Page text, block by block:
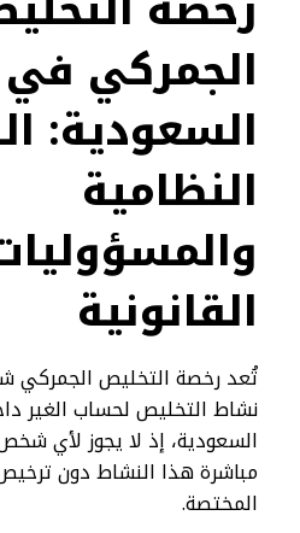
الجمركي في
السعودية:
النظامية
القانونية
تُعد رخصة التخليص الجمركي
نشاط التخليص لحساب الغير
السعودية، إذ لا يجوز لأي
مباشرة هذا النشاط دون
المختصة.